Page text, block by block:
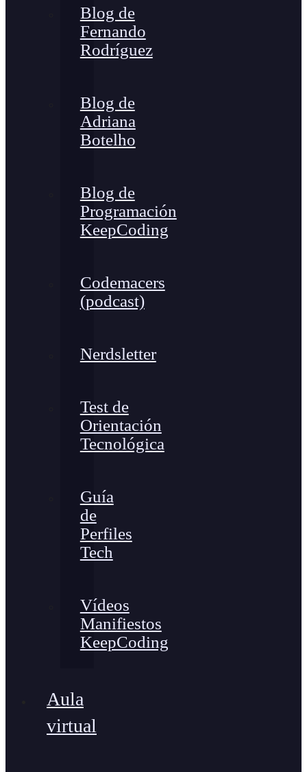
Blog de
Fernando
Rodríguez
Blog de
Adriana
Botelho
Blog de
Programación
KeepCoding
Codemacers
(podcast)
Nerdsletter
Test de
Orientación
Tecnológica
Guía
de
Perfiles
Tech
Vídeos
Manifiestos
KeepCoding
Aula
virtual